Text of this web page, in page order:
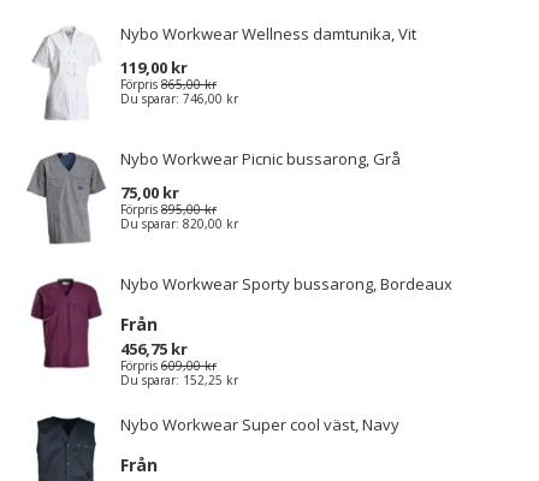
Nybo Workwear Wellness damtunika, Vit
119,00 kr
Förpris 865,00 kr
Du sparar: 746,00 kr
Nybo Workwear Picnic bussarong, Grå
75,00 kr
Förpris 895,00 kr
Du sparar: 820,00 kr
Nybo Workwear Sporty bussarong, Bordeaux
Från
456,75 kr
Förpris 609,00 kr
Du sparar: 152,25 kr
Nybo Workwear Super cool väst, Navy
Från